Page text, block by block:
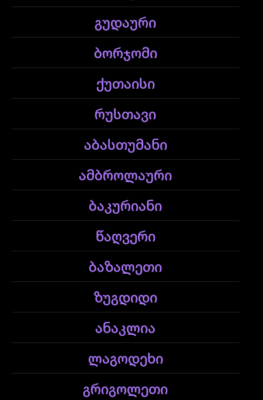
გუდაური
ბორჯომი
ქუთაისი
რუსთავი
აბასთუმანი
ამბროლაური
ბაკურიანი
წაღვერი
ბაზალეთი
ზუგდიდი
ანაკლია
ლაგოდეხი
გრიგოლეთი